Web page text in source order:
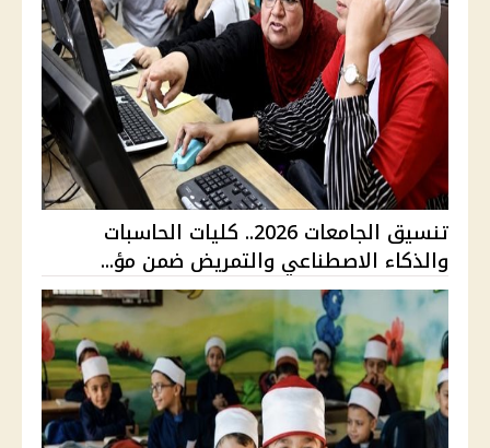
تنسيق الجامعات 2026.. كليات الحاسبات
والذكاء الاصطناعي والتمريض ضمن مؤ...